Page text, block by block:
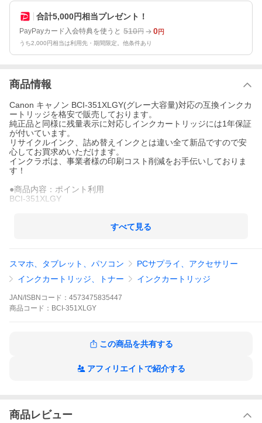
合計5,000円相当プレゼント！
PayPayカード入会特典を使うと 510円 0円
うち2,000円相当は利用先・期間限定。他条件あり
商品情報
Canon キャノン BCI-351XLGY(グレー大容量)対応の互換インクカ
ートリッジを格安で販売しております。
純正品と同様に残量表示に対応しインクカートリッジには1年保証
が付いています。
リサイクルインク、詰め替えインクとは違い全て新品ですので安
心してお買求めいただけます。
インクラボは、事業者様の印刷コスト削減をお手伝いしておりま
す！
●商品内容：ポイント利用
BCI-351XLGY
PIXUS MG7530F・PIXUS MG7530・PIXUS MG7130・PIXUS M
すべて見る
スマホ、タブレット、パソコン
PCサプライ、アクセサリー
インクカートリッジ、トナー
インクカートリッジ
JAN/ISBNコード： 4573475835447
商品 コード： BCI-351XLGY
この商品を共有する
アフィリエイトで紹介する
商品レビュー